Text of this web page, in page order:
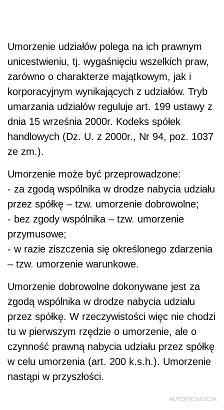
Umorzenie udziałów polega na ich prawnym
unicestwieniu, tj. wygaśnięciu wszelkich praw,
zarówno o charakterze majątkowym, jak i
korporacyjnym wynikających z udziałów. Tryb
umarzania udziałów reguluje art. 199 ustawy z
dnia 15 września 2000r. Kodeks spółek
handlowych (Dz. U. z 2000r., Nr 94, poz. 1037
ze zm.).
Umorzenie może być przeprowadzone:
- za zgodą wspólnika w drodze nabycia udziału
przez spółkę – tzw. umorzenie dobrowolne;
- bez zgody wspólnika – tzw. umorzenie
przymusowe;
- w razie ziszczenia się określonego zdarzenia
– tzw. umorzenie warunkowe.
Umorzenie dobrowolne dokonywane jest za
zgodą wspólnika w drodze nabycia udziału
przez spółkę. W rzeczywistości więc nie chodzi
tu w pierwszym rzędzie o umorzenie, ale o
czynność prawną nabycia udziału przez spółkę
w celu umorzenia (art. 200 k.s.h.). Umorzenie
nastąpi w przyszłości.
AUTOPROMOCJA